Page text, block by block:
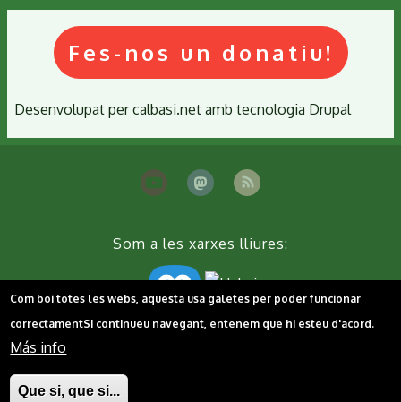
Fes-nos un donatiu!
Desenvolupat percalbasi.net amb tecnologia Drupal
Som a les xarxes lliures:
Peu Contacta'ns
Com boi totes les webs, aquesta usa galetes per poder funcionar
correctamentSi continueu navegant, entenem que hi esteu d'acord.
Más info
Que si, que si...